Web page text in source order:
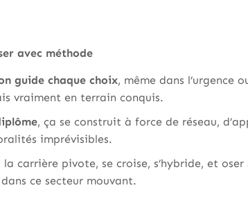
avec méthode
guide chaque choix, même dans l’urgence
vraiment en terrain conquis.
, ça se construit à force de réseau,
imprévisibles.
la carrière pivote, se croise, s’hybride, et
ce secteur mouvant.